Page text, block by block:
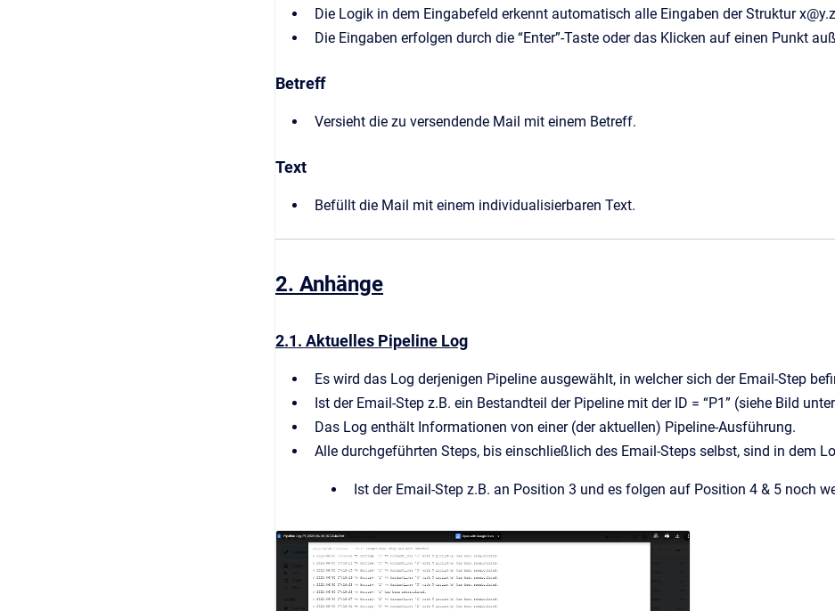
Die Logik in dem Eingabefeld erkennt automatisch alle Eingaben der Struktur x@y.z
Die Eingaben erfolgen durch die “Enter”-Taste oder das Klicken auf einen Punkt
Betreff
Versieht die zu versendende Mail mit einem Betreff.
Text
Befüllt die Mail mit einem individualisierbaren Text.
2. Anhänge
2.1. Aktuelles Pipeline Log
Es wird das Log derjenigen Pipeline ausgewählt, in welcher sich der Email-Step
Ist der Email-Step z.B. ein Bestandteil der Pipeline mit der ID = “P1” (siehe Bild
Das Log enthält Informationen von einer (der aktuellen) Pipeline-Ausführung.
Alle durchgeführten Steps, bis einschließlich des Email-Steps selbst, sind in dem
Ist der Email-Step z.B. an Position 3 und es folgen auf Position 4 & 5 noch